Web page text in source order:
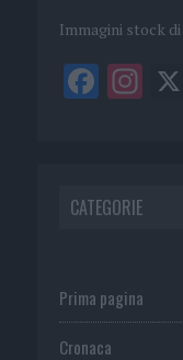
Immagini stock di
CATEGORIE
Prima pagina
Cronaca